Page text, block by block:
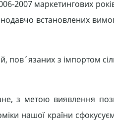
2007 маркетингових
встановлених
пов´язаних з імпортом
з метою виявлення
нашої країни